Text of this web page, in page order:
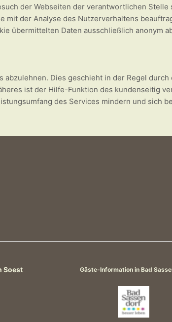
der Webseiten der verantwortlichen
der Analyse des Nutzerverhaltens
übermittelten Daten ausschließlich anonym
Dies geschieht in der Regel
ist der Hilfe-Funktion des kundenseitig
des Services mindern und sich
Soest Gäste-Information in Bad